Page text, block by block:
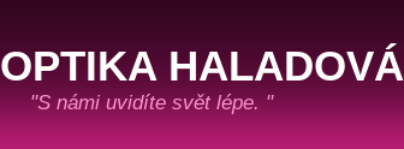
OPTIKA HALADOVÁ
"S námi uvidíte svět lépe. "